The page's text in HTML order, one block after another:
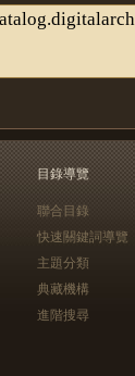
目錄導覽
聯合目錄
快速關鍵詞導覽
主題分類
典藏機構
進階搜尋